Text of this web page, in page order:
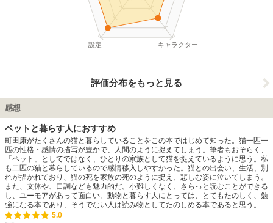
キャラクター
設定
評価分布をもっと見る
感想
ペットと暮らす人におすすめ
町田康がたくさんの猫と暮らしていることをこの本ではじめて知った。猫一匹一
匹の性格・感情の描写が豊かで、人間のように捉えてしまう。筆者もおそらく、
「ペット」としてではなく、ひとりの家族として猫を捉えているように思う。私
も二匹の猫と暮らしているので感情移入しやすかった。猫との出会い、生活、別
れが描かれており、猫の死を家族の死のように捉え、悲しむ姿に泣いてしまう。
また、文体や、口調なども魅力的だ。小難しくなく、さらっと読むことができる
し、ユーモアがあって面白い。動物と暮らす人にとっては、とてもたのしく、勉
強になる本であり、そうでない人は読み物としてたのしめる本であると思う。
5.0